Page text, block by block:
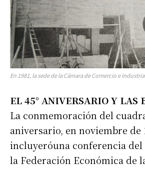
En 1981, la sede de la Cámara de Comercio e
EL 45° ANIVERSARIO Y LAS
La conmemoración del
aniversario, en noviembre de
incluyeróuna conferencia del
la Federación Económica de